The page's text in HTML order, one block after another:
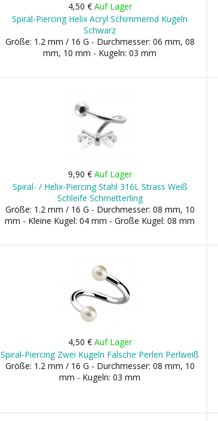
4,50 € Auf Lager
Spiral-Piercing Helix Acryl Schimmernd Kugeln
Schwarz
Größe: 1.2 mm / 16 G - Durchmesser: 06 mm, 08
mm, 10 mm - Kugeln: 03 mm
9,90 € Auf Lager
Spiral- / Helix-Piercing Stahl 316L Strass Weiß
Schleife Schmetterling
Größe: 1.2 mm / 16 G - Durchmesser: 08 mm, 10
mm - Kleine Kugel: 04 mm - Große Kugel: 08 mm
4,50 € Auf Lager
Spiral-Piercing Zwei Kugeln Falsche Perlen Perlweiß
Größe: 1.2 mm / 16 G - Durchmesser: 08 mm, 10
mm - Kugeln: 03 mm